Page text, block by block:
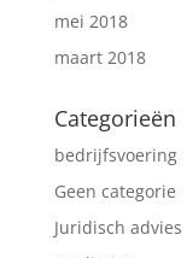
mei 2018
maart 2018
Categorieën
bedrijfsvoering
Geen categorie
Juridisch advies